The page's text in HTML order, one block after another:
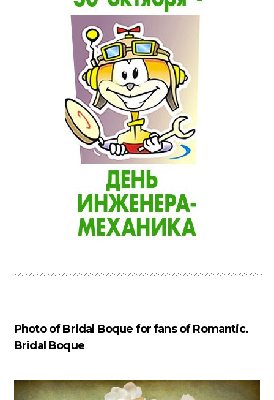
Photo of Bridal Boque for fans of Romantic.
Bridal Boque